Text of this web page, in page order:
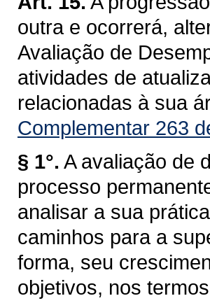
outra e ocorrerá,
Avaliação de
atividades de
relacionadas à sua
Complementar 263
§ 1°. A avaliação de
processo
analisar a sua
caminhos para a
forma, seu
objetivos, nos